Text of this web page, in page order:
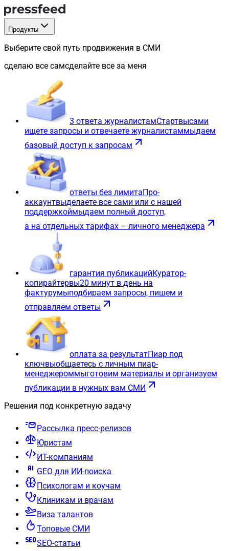
Продукты
Выберите свой путь продвижения в СМИ
сделаю все самсделайте все за меня
3 ответа журналистамСтартвысами
ищете запросы и отвечаете журналистаммыдаем
базовый доступ к запросам
ответы без лимитаПро-
аккаунтвыделаете все сами или с нашей
поддержкоймыдаем полный доступ,
а на отдельных тарифах – личного менеджера
гарантия публикацийКуратор-
копирайтервы20 минут в день на
фактурумыподбираем запросы, пишем и
отправляем ответы
оплата за результатПиар под
ключвыобщаетесь с личным пиар-
менеджероммыготовим материалы и организуем
публикации в нужных вам СМИ
Решения под конкретную задачу
Рассылка пресс-релизов
Юристам
ИТ-компаниям
GEO для ИИ-поиска
Психологам и коучам
Клиникам и врачам
Виза талантов
Топовые СМИ
SEO-статьи